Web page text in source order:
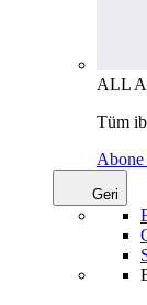
ALL
Tüm
Geri